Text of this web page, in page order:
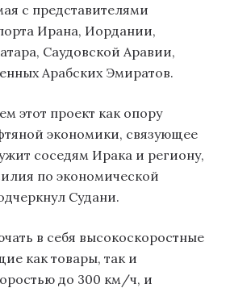
с представителями
Ирана, Иордании,
Саудовской Аравии,
Арабских Эмиратов.
этот проект как опору
экономики, связующее
соседям Ирака и региону,
по экономической
Судани.
в себя высокоскоростные
как товары, так и
до 300 км/ч, и